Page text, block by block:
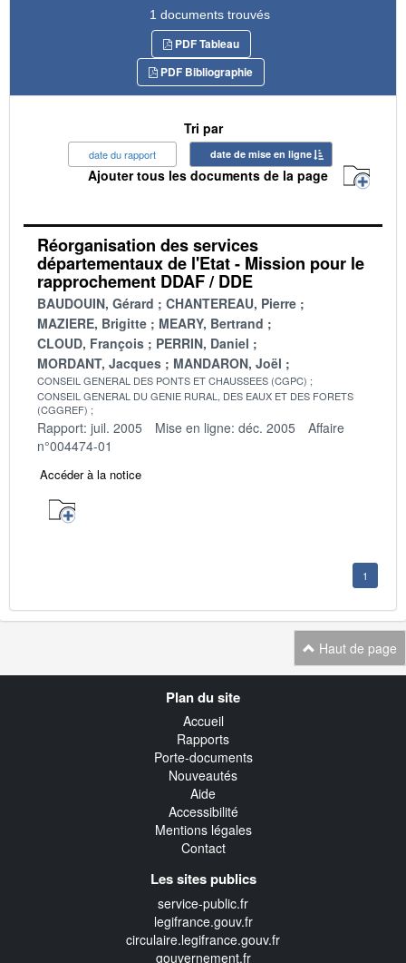
1 documents trouvés
PDF Tableau
PDF Bibliographie
Tri par
date du rapport date de mise en ligne
Ajouter tous les documents de la page
Réorganisation des services
départementaux de l'Etat - Mission pour le
rapprochement DDAF / DDE
BAUDOUIN, Gérard
CHANTEREAU, Pierre
MAZIERE, Brigitte
MEARY, Bertrand
CLOUD, François
PERRIN, Daniel
MORDANT, Jacques
MANDARON, Joël
CONSEIL GENERAL DES PONTS ET CHAUSSEES (CGPC)
CONSEIL GENERAL DU GENIE RURAL, DES EAUX ET DES FORETS
(CGGREF)
Rapport: juil. 2005 Mise en ligne: déc. 2005
Affaire
n°004474-01
Accéder à la notice
1
Haut de page
Plan du site
Accueil
Rapports
Porte-documents
Nouveautés
Aide
Accessibilité
Mentions légales
Contact
Les sites publics
service-public.fr
legifrance.gouv.fr
circulaire.legifrance.gouv.fr
gouvernement.fr